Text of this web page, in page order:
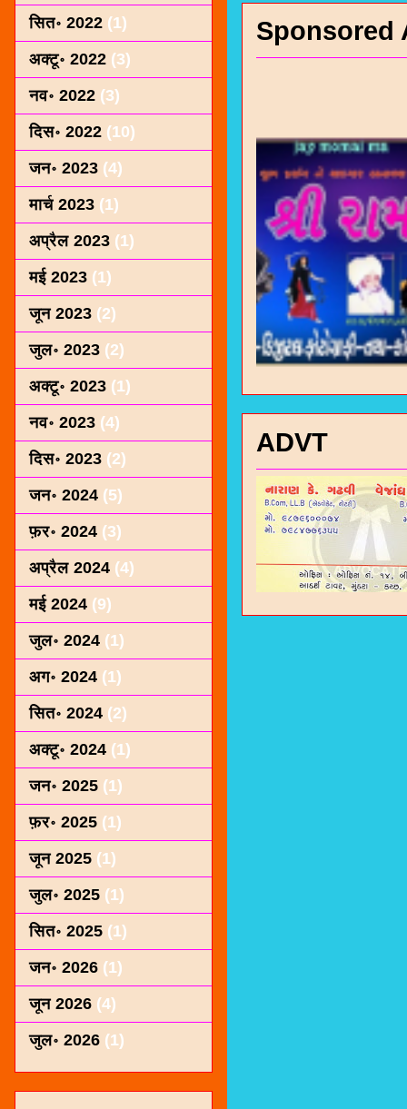
Sponsored
ADVT
सित॰ 2022 (1)
अक्टू॰ 2022 (3)
नव॰ 2022 (3)
दिस॰ 2022 (10)
जन॰ 2023 (4)
मार्च 2023 (1)
अप्रैल 2023 (1)
मई 2023 (1)
जून 2023 (2)
जुल॰ 2023 (2)
अक्टू॰ 2023 (1)
नव॰ 2023 (4)
दिस॰ 2023 (2)
जन॰ 2024 (5)
फ़र॰ 2024 (3)
अप्रैल 2024 (4)
मई 2024 (9)
जुल॰ 2024 (1)
अग॰ 2024 (1)
सित॰ 2024 (2)
अक्टू॰ 2024 (1)
जन॰ 2025 (1)
फ़र॰ 2025 (1)
जून 2025 (1)
जुल॰ 2025 (1)
सित॰ 2025 (1)
जन॰ 2026 (1)
जून 2026 (4)
जुल॰ 2026 (1)